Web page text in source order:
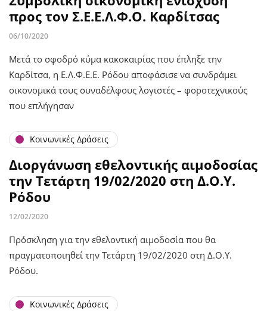
προς τον Σ.Ε.Ε.Λ.Φ.Ο. Καρδίτσας
06/10/2020
Μετά το σφοδρό κύμα κακοκαιρίας που έπληξε την
Καρδίτσα, η Ε.Λ.Φ.Ε.Ε. Ρόδου αποφάσισε να συνδράμει
οικονομικά τους συναδέλφους λογιστές – φοροτεχνικούς
που επλήγησαν
Κοινωνικές Δράσεις
Διοργάνωση εθελοντικής αιμοδοσίας
την Τετάρτη 19/02/2020 στη Δ.Ο.Υ.
Ρόδου
12/02/2020
Πρόσκληση για την εθελοντική αιμοδοσία που θα
πραγματοποιηθεί την Τετάρτη 19/02/2020 στη Δ.Ο.Υ.
Ρόδου.
Κοινωνικές Δράσεις